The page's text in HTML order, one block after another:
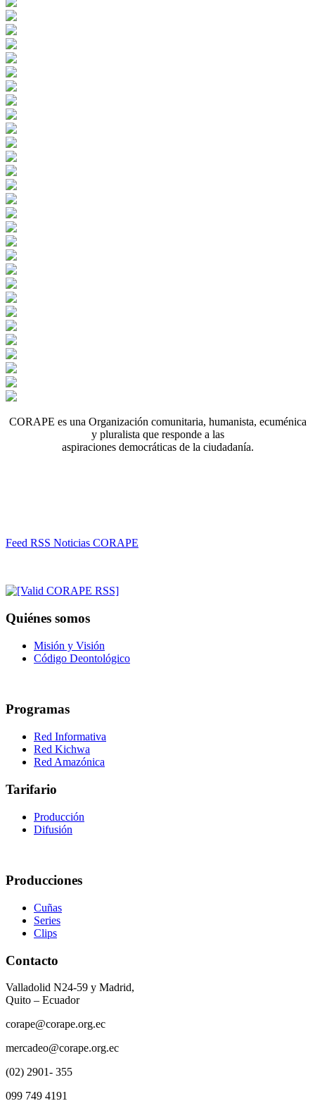
CORAPE es una Organización comunitaria, humanista, ecuménica
y pluralista que responde a las
aspiraciones democráticas de la ciudadanía.
Feed RSS Noticias CORAPE
Quiénes somos
Misión y Visión
Código Deontológico
Programas
Red Informativa
Red Kichwa
Red Amazónica
Tarifario
Producción
Difusión
Producciones
Cuñas
Series
Clips
Contacto
Valladolid N24-59 y Madrid,
Quito – Ecuador
corape@corape.org.ec
mercadeo@corape.org.ec
(02) 2901- 355
099 749 4191